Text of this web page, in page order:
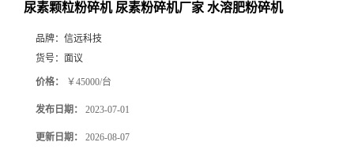
尿素颗粒粉碎机 尿素粉碎机厂家 水溶肥粉碎机
品牌： 信远科技
货号： 面议
价格： ￥45000/台
发布日期： 2023-07-01
更新日期： 2026-08-07